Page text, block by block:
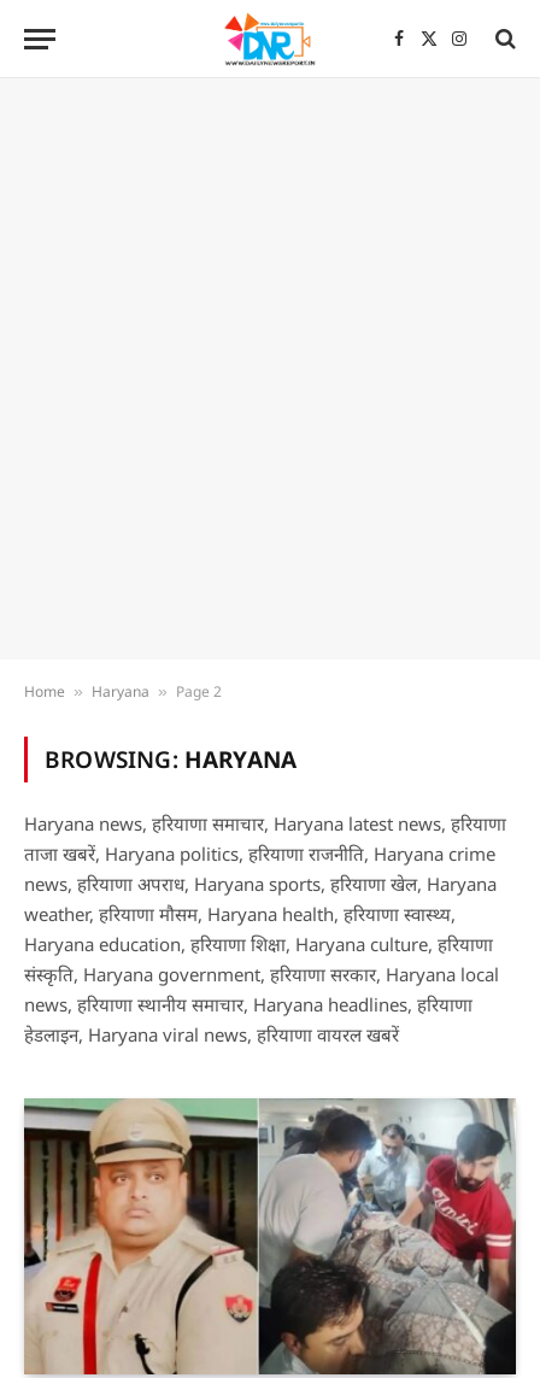
Facebook
X
Home » Haryana » Page 2
BROWSING: HARYANA
Haryana news, हरियाणा समाचार, Haryana latest news, हरियाणा
ताजा खबरें, Haryana politics, हरियाणा राजनीति, Haryana crime
news, हरियाणा अपराध, Haryana sports, हरियाणा खेल, Haryana
weather, हरियाणा मौसम, Haryana health, हरियाणा स्वास्थ्य,
Haryana education, हरियाणा शिक्षा, Haryana culture, हरियाणा
संस्कृति, Haryana government, हरियाणा सरकार, Haryana local
news, हरियाणा स्थानीय समाचार, Haryana headlines, हरियाणा
हेडलाइन, Haryana viral news, हरियाणा वायरल खबरें